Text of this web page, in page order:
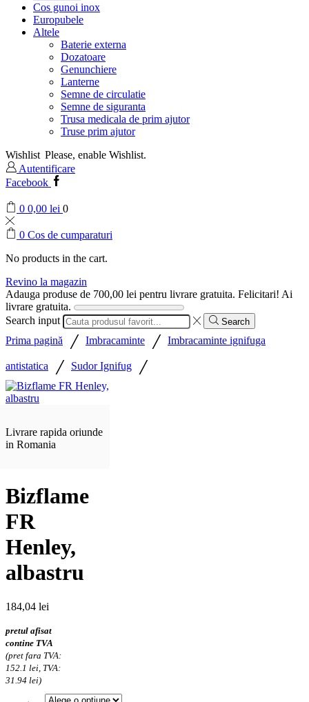
Cos gunoi inox
Europubele
Altele
Baterie externa
Dozatoare
Genunchiere
Lanterne
Semne de circulatie
Semne de siguranta
Trusa medicala de prim ajutor
Truse prim ajutor
Wishlist Please, enable Wishlist.
Autentificare
Facebook
0 0,00 lei 0
0 Cos de cumparaturi
No products in the cart.
Revino la magazin
Adauga produse de 700,00 lei pentru livrare gratuita. Felicitari! Ai
livrare gratuita.
Search input
Search
Prima pagină / Imbracaminte / Imbracaminte ignifuga
antistatica / Sudor Ignifug /
Livrare rapida oriunde
in Romania
Bizflame
FR
Henley,
albastru
184,04 lei
pretul afisat
contine TVA
(pret fara TVA:
152.1 lei, TVA:
31.94 lei)